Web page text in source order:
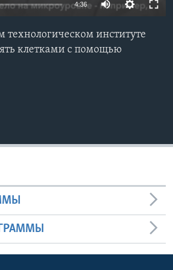
4:36
институте
клетками с помощью